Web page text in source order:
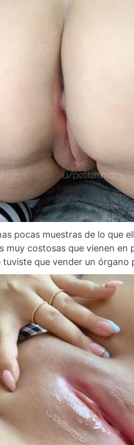
pocas muestras de lo que
muy costosas que vienen
que vender un órgano